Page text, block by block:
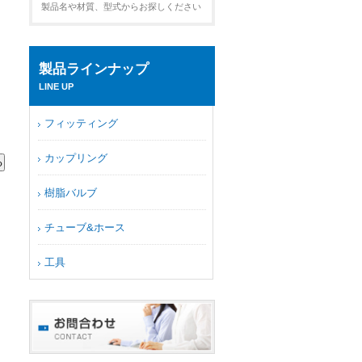
製品名や材質、型式からお探しください
製品ラインナップ
LINE UP
フィッティング
カップリング
樹脂バルブ
チューブ&ホース
工具